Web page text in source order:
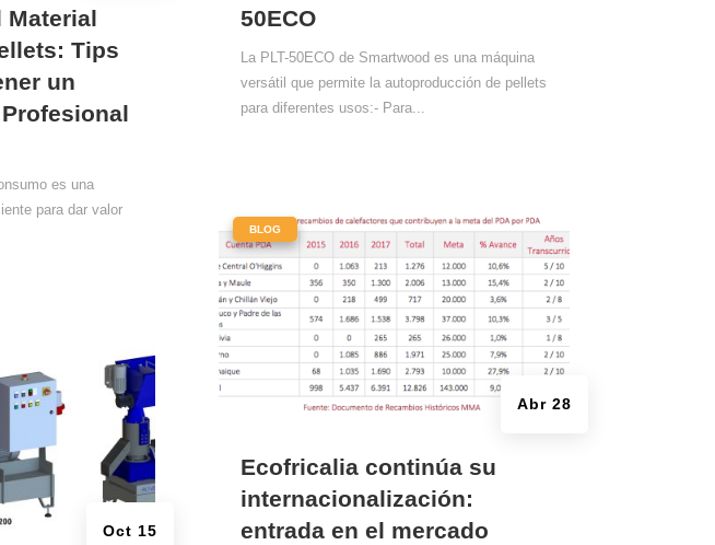
Material
Tips
un
es una
para dar valor
Oct 15
50ECO
La PLT-50ECO de Smartwood es una máquina
versátil que permite la autoproducción de pellets
para diferentes usos:- Para...
Ecofricalia continúa su
internacionalización:
entrada en el mercado
Abr 28
BLOG